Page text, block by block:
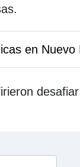
en Nuevo